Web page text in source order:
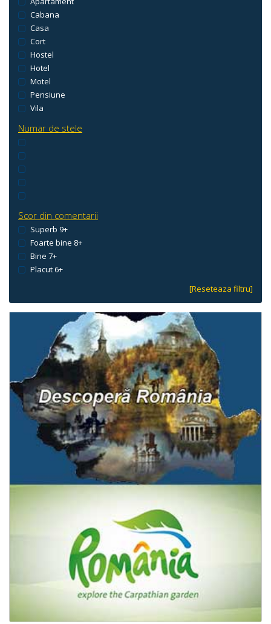
Cabana
Casa
Cort
Hostel
Hotel
Motel
Pensiune
Vila
Numar de stele
Scor din comentarii
Superb 9+
Foarte bine 8+
Bine 7+
Placut 6+
[Reseteaza filtru]